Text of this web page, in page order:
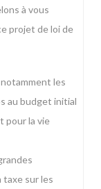
à vous
projet de loi de
les
au budget initial
pour la vie
taxe sur les